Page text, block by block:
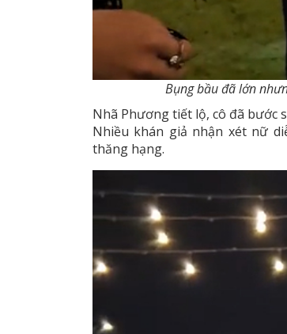
Bụng bầu đã lớn
Nhã Phương tiết lộ, cô đã bước
Nhiều khán giả nhận xét nữ
thăng hạng.